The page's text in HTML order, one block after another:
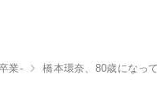
業- 橋本環奈、80歳になっ